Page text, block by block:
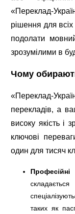
«Переклад-
рішення для
подолати
зрозумілими в
Чому
«Переклад-
перекладів, а
високу якість і
ключові
один для тисяч
таких як